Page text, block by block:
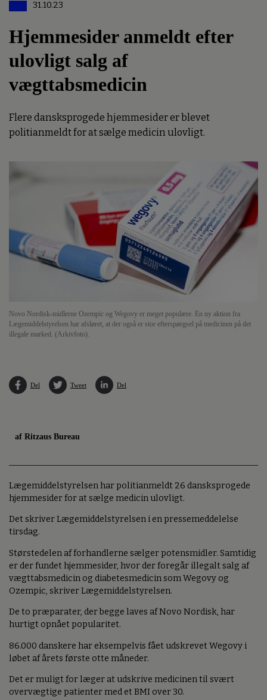
31.10.23
Hjemmesider anmeldt efter
ulovligt salg af
vægttabsmedicin
Flere dansksprogede hjemmesider er blevet
politianmeldt for at sælge medicin ulovligt.
Novo Nordisk-midlerne Ozempic og Wegovy er meget populære. En ny aktion fra
Lægemiddelstyrelsen har afsløret, at der også er stor efterspørgsel på medicinen på det
illegale marked. (Arkivfoto).
Del Tweet Del
af Ritzaus Bureau
Lægemiddelstyrelsen har politianmeldt 26 dansksprogede
hjemmesider for at sælge medicin ulovligt.
Det skriver Lægemiddelstyrelsen i en pressemeddelelse
tirsdag.
Størstedelen af forhandlerne sælger potensmidler. Samtidig
er der fundet hjemmesider, hvor der foregår illegalt salg af
vægttabsmedicin og diabetesmedicin som Wegovy og
Ozempic, skriver Lægemiddelstyrelsen.
De to præparater, der begge laves af Novo Nordisk, har
hurtigt opnået popularitet.
86.000 danskere har eksempelvis fået udskrevet Wegovy i
løbet af årets første otte måneder.
Det er muligt for læger at udskrive medicinen til svært
overvægtige patienter med et BMI over 30.